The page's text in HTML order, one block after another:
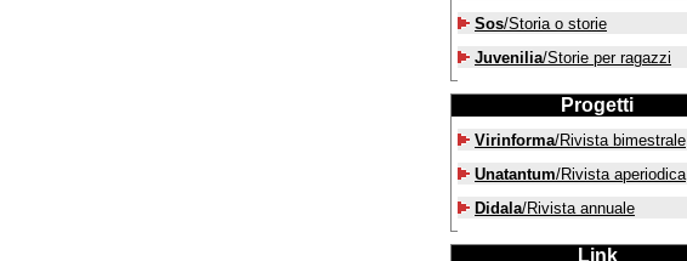
Sos/Storia o storie
Juvenilia/Storie per ragazzi
Progetti
Virinforma/Rivista bimestrale
Unatantum/Rivista aperiodica
Didala/Rivista annuale
Link